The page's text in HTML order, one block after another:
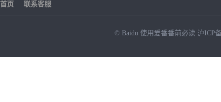
首页 联系客服
© Baidu 使用爱番番前必读 沪ICP